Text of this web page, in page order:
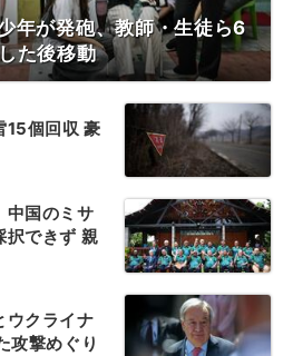
年が発砲、教師・生徒ら6
た後移動
15個回収 豪
中国のミサ
択できず 親
ウクライナ
攻撃めぐり